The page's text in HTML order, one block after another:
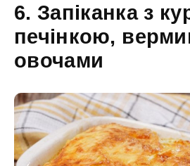
6. Запіканка з
печінкою,
овочами